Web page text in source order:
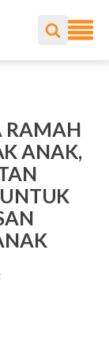
RAMAH
ANAK,